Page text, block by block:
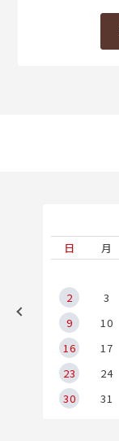
日
月
2
3
9
10
16
17
23
24
30
31